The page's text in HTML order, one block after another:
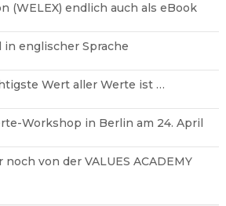
(WELEX) endlich auch als eBook
englischer Sprache
Wert aller Werte ist …
Workshop in Berlin am 24. April
noch von der VALUES ACADEMY